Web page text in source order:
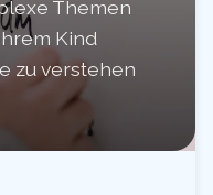
Themen
Kind
zu verstehen